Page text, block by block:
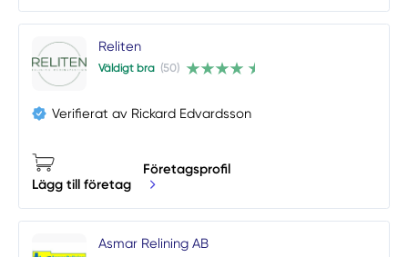
Reliten
Väldigt bra (50)
Verifierat av Rickard Edvardsson
Lägg till företag
Företagsprofil
Asmar Relining AB